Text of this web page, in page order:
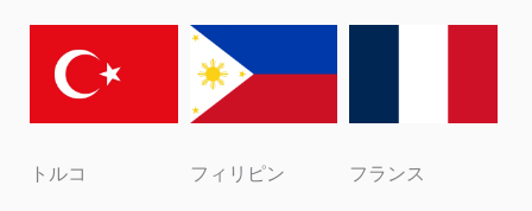
トルコ フィリピン フランス